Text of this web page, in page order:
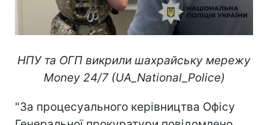
НПУ та ОГП викрили шахрайську мережу
Money 24/7 (UA_National_Police)
"За процесуального керівництва Офісу